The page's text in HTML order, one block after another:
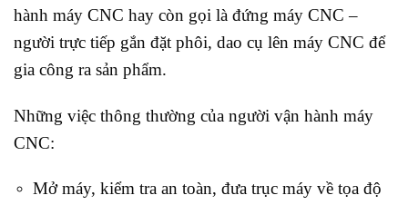
hành máy CNC hay còn gọi là đứng máy CNC –
người trực tiếp gắn đặt phôi, dao cụ lên máy CNC để
gia công ra sản phẩm.
Những việc thông thường của người vận hành máy
CNC:
Mở máy, kiểm tra an toàn, đưa trục máy về tọa độ